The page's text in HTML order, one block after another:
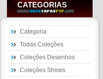
CATEGORIAS
Categoria
Todas Coleções
Coleções Desenhos
Coleções Shows